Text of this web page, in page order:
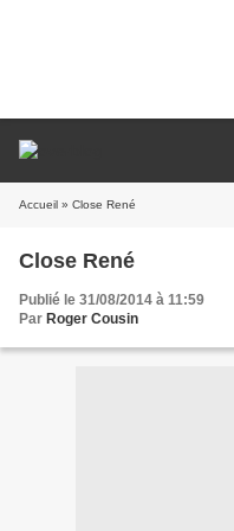
Accueil » Close René
Close René
Publié le 31/08/2014 à 11:59
Par Roger Cousin